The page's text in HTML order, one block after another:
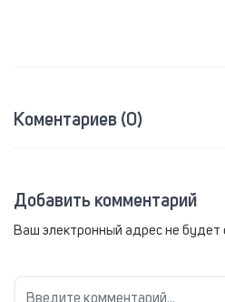
Коментариев (0)
Добавить комментарий
Ваш электронный адрес не будет